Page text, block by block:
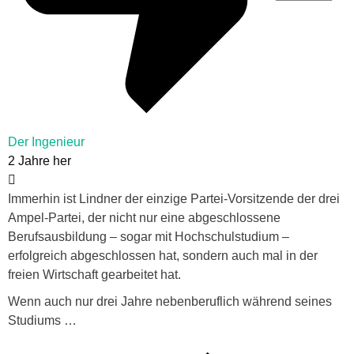
Der Ingenieur
2 Jahre her
Immerhin ist Lindner der einzige Partei-Vorsitzende der drei
Ampel-Partei, der nicht nur eine abgeschlossene
Berufsausbildung – sogar mit Hochschulstudium –
erfolgreich abgeschlossen hat, sondern auch mal in der
freien Wirtschaft gearbeitet hat.
Wenn auch nur drei Jahre nebenberuflich während seines
Studiums …